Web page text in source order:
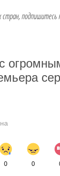
стран, подпишитесь
0 0